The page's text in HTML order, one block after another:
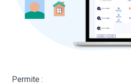
Permite :